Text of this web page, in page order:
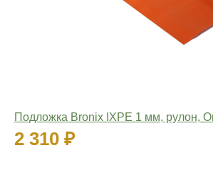
Подложка Bronix IXPE 1 мм, рулон,
2 310 ₽